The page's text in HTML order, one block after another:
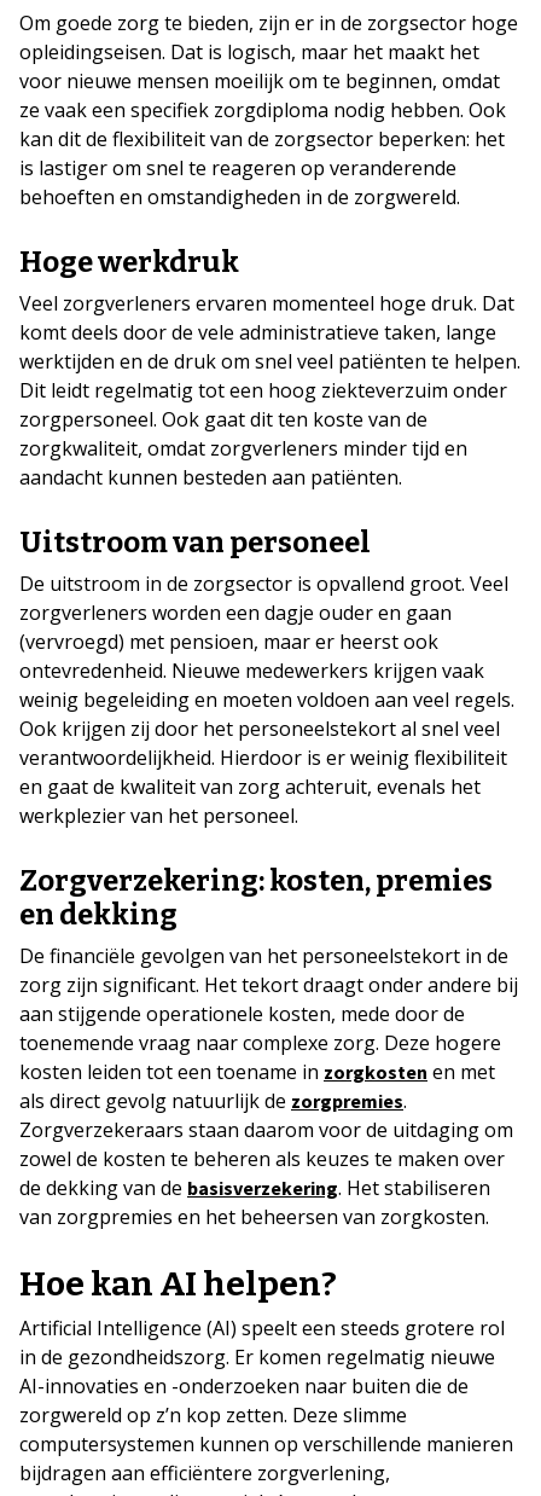
Om goede zorg te bieden, zijn er in de zorgsector hoge
opleidingseisen. Dat is logisch, maar het maakt het
voor nieuwe mensen moeilijk om te beginnen, omdat
ze vaak een specifiek zorgdiploma nodig hebben. Ook
kan dit de flexibiliteit van de zorgsector beperken: het
is lastiger om snel te reageren op veranderende
behoeften en omstandigheden in de zorgwereld.
Hoge werkdruk
Veel zorgverleners ervaren momenteel hoge druk. Dat
komt deels door de vele administratieve taken, lange
werktijden en de druk om snel veel patiënten te helpen.
Dit leidt regelmatig tot een hoog ziekteverzuim onder
zorgpersoneel. Ook gaat dit ten koste van de
zorgkwaliteit, omdat zorgverleners minder tijd en
aandacht kunnen besteden aan patiënten.
Uitstroom van personeel
De uitstroom in de zorgsector is opvallend groot. Veel
zorgverleners worden een dagje ouder en gaan
(vervroegd) met pensioen, maar er heerst ook
ontevredenheid. Nieuwe medewerkers krijgen vaak
weinig begeleiding en moeten voldoen aan veel regels.
Ook krijgen zij door het personeelstekort al snel veel
verantwoordelijkheid. Hierdoor is er weinig flexibiliteit
en gaat de kwaliteit van zorg achteruit, evenals het
werkplezier van het personeel.
Zorgverzekering: kosten, premies
en dekking
De financiële gevolgen van het personeelstekort in de
zorg zijn significant. Het tekort draagt onder andere bij
aan stijgende operationele kosten, mede door de
toenemende vraag naar complexe zorg. Deze hogere
kosten leiden tot een toename in zorgkosten en met
als direct gevolg natuurlijk de zorgpremies.
Zorgverzekeraars staan daarom voor de uitdaging om
zowel de kosten te beheren als keuzes te maken over
de dekking van de basisverzekering. Het stabiliseren
van zorgpremies en het beheersen van zorgkosten.
Hoe kan AI helpen?
Artificial Intelligence (AI) speelt een steeds grotere rol
in de gezondheidszorg. Er komen regelmatig nieuwe
AI-innovaties en -onderzoeken naar buiten die de
zorgwereld op z’n kop zetten. Deze slimme
computersystemen kunnen op verschillende manieren
bijdragen aan efficiëntere zorgverlening,